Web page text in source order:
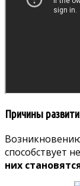
Причины
способствует
них